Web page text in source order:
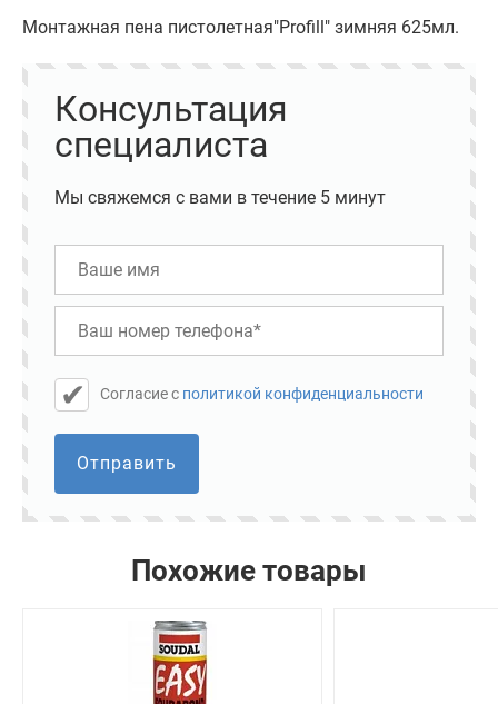
Монтажная пена пистолетная"Profill" зимняя 625мл.
Консультация
специалиста
Мы свяжемся с вами в течение 5 минут
Cогласие с политикой конфиденциальности
Отправить
Похожие товары